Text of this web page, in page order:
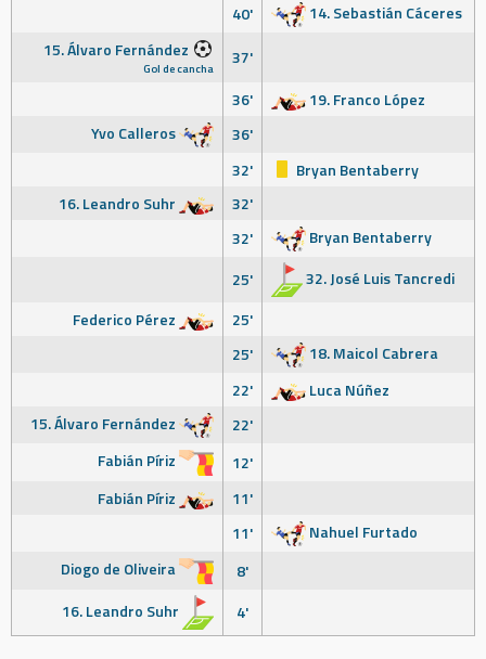
40'
14. Sebastián Cáceres
15. Álvaro Fernández
Gol de cancha
37'
36'
19. Franco López
Yvo Calleros
36'
32'
Bryan Bentaberry
16. Leandro Suhr
32'
32'
Bryan Bentaberry
25'
32. José Luis Tancredi
Federico Pérez
25'
25'
18. Maicol Cabrera
22'
Luca Núñez
15. Álvaro Fernández
22'
Fabián Píriz
12'
Fabián Píriz
11'
11'
Nahuel Furtado
Diogo de Oliveira
8'
16. Leandro Suhr
4'